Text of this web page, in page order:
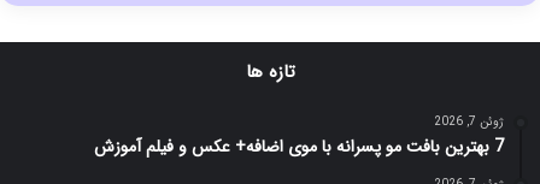
تازه ها
ژوئن 7, 2026
7 بهترین بافت مو پسرانه با موی اضافه+ عکس و فیلم آموزش